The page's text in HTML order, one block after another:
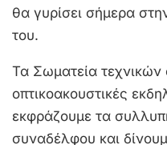
θα γυρίσει σήμερα
του.
Τα Σωματεία τεχνικών
οπτικοακουστικές
εκφράζουμε τα
συναδέλφου και